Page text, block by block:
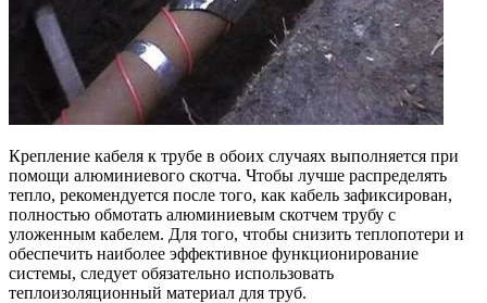
Крепление кабеля к трубе в обоих случаях выполняется при
помощи алюминиевого скотча. Чтобы лучше распределять
тепло, рекомендуется после того, как кабель зафиксирован,
полностью обмотать алюминиевым скотчем трубу с
уложенным кабелем. Для того, чтобы снизить теплопотери и
обеспечить наиболее эффективное функционирование
системы, следует обязательно использовать
теплоизоляционный материал для труб.